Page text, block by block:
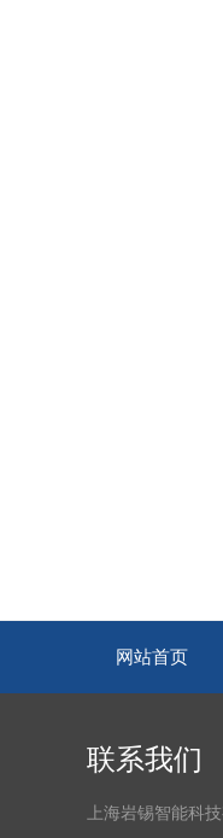
网站首页
联系我们
上海岩锡智能科